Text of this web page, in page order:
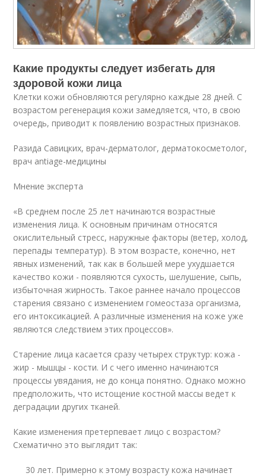
Какие продукты следует избегать для
здоровой кожи лица
Клетки кожи обновляются регулярно каждые 28 дней. С
возрастом регенерация кожи замедляется, что, в свою
очередь, приводит к появлению возрастных признаков.
Разида Савицких, врач-дерматолог, дерматокосметолог,
врач antiage-медицины
Мнение эксперта
«В среднем после 25 лет начинаются возрастные
изменения лица. К основным причинам относятся
окислительный стресс, наружные факторы (ветер, холод,
перепады температур). В этом возрасте, конечно, нет
явных изменений, так как в большей мере ухудшается
качество кожи - появляются сухость, шелушение, сыпь,
избыточная жирность. Такое раннее начало процессов
старения связано с изменением гомеостаза организма,
его интоксикацией. А различные изменения на коже уже
являются следствием этих процессов».
Старение лица касается сразу четырех структур: кожа -
жир - мышцы - кости. И с чего именно начинаются
процессы увядания, не до конца понятно. Однако можно
предположить, что истощение костной массы ведет к
деградации других тканей.
Какие изменения претерпевает лицо с возрастом?
Схематично это выглядит так:
30 лет. Примерно к этому возрасту кожа начинает